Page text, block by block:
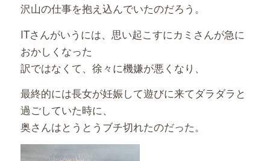
沢山の仕事を抱え込んでいたのだろう。
ITさんがいうには、思い起こすにカミさんが急に
おかしくなった
訳ではなくて、徐々に機嫌が悪くなり、
最終的には長女が妊娠して遊びに来てダラダラと
過ごしていた時に、
奥さんはとうとうブチ切れたのだった。